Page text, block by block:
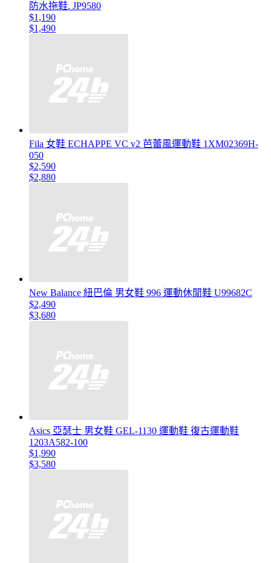
防水拖鞋. JP9580
$1,190
$1,490
Fila 女鞋 ECHAPPE VC v2 芭蕾風運動鞋 1XM02369H-
050
$2,590
$2,880
New Balance 紐巴倫 男女鞋 996 運動休閒鞋 U99682C
$2,490
$3,680
Asics 亞瑟士 男女鞋 GEL-1130 運動鞋 復古運動鞋
1203A582-100
$1,990
$3,580